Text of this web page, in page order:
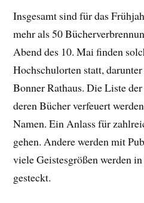
Insgesamt sind für das
mehr als 50
Abend des 10. Mai finden
Hochschulorten statt,
Bonner Rathaus. Die Liste
deren Bücher verfeuert
Namen. Ein Anlass für
gehen. Andere werden mit
viele Geistesgrößen werden
gesteckt.